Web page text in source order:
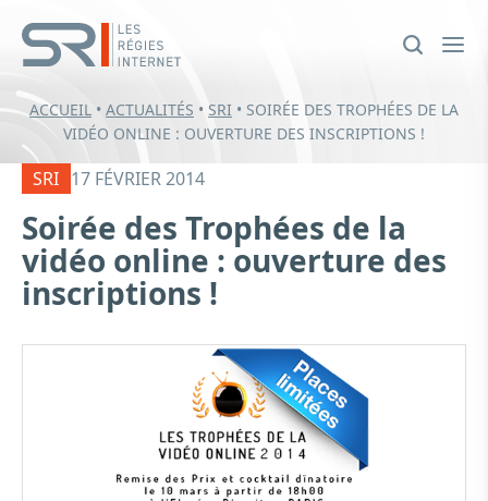
ACCUEIL • ACTUALITÉS • SRI • SOIRÉE DES TROPHÉES DE LA
VIDÉO ONLINE : OUVERTURE DES INSCRIPTIONS !
SRI 17 FÉVRIER 2014
Soirée des Trophées de la
vidéo online : ouverture des
inscriptions !